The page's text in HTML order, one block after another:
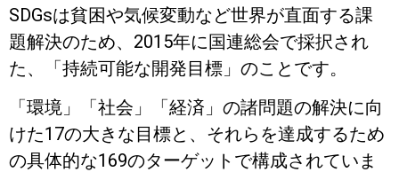
SDGsは貧困や気候変動など世界が直面する課
題解決のため、2015年に国連総会で採択され
た、「持続可能な開発目標」のことです。
「環境」「社会」「経済」の諸問題の解決に向
けた17の大きな目標と、それらを達成するため
の具体的な169のターゲットで構成されていま